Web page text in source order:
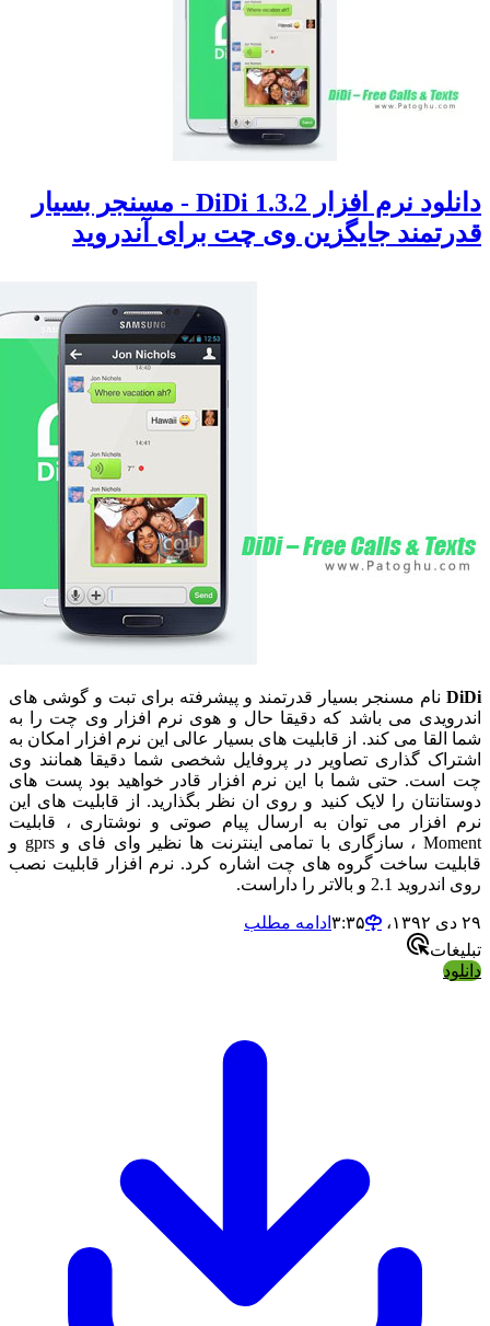
دانلود نرم افزار DiDi 1.3.2 - مسنجر بسیار
جایگزین وی چت برای آندروید
نام مسنجر بسیار قدرتمند و پیشرفته برای تبت و گوشی های
می باشد که دقیقا حال و هوی نرم افزار وی چت را به
می کند. از قابلیت های بسیار عالی این نرم افزار امکان به
گذاری تصاویر در پروفایل شخصی شما دقیقا همانند وی
حتی شما با این نرم افزار قادر خواهید بود پست های
را لایک کنید و روی ان نظر بگذارید. از قابلیت های این
افزار می توان به ارسال پیام صوتی و نوشتاری ، قابلیت
Moment ، سازگاری با تمامی اینترنت ها نظیر وای فای و gprs و
ساخت گروه های چت اشاره کرد. نرم افزار قابلیت نصب
و بالاتر را داراست.
ادامه مطلب